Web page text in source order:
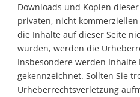
Downloads und Kopien
privaten, nicht
die Inhalte auf dieser Seite
wurden, werden die
Insbesondere werden Inhalte
gekennzeichnet. Sollten Sie
Urheberrechtsverletzung